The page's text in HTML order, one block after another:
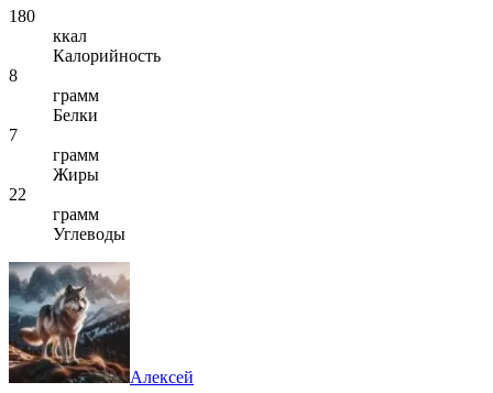
180
ккал
Калорийность
8
грамм
Белки
7
грамм
Жиры
22
грамм
Углеводы
Алексей